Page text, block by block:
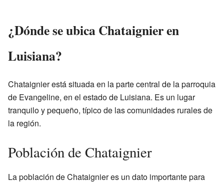
¿Dónde se ubica Chataignier en
Luisiana?
Chataignier está situada en la parte central de la parroquia
de Evangeline, en el estado de Luisiana. Es un lugar
tranquilo y pequeño, típico de las comunidades rurales de
la región.
Población de Chataignier
La población de Chataignier es un dato importante para